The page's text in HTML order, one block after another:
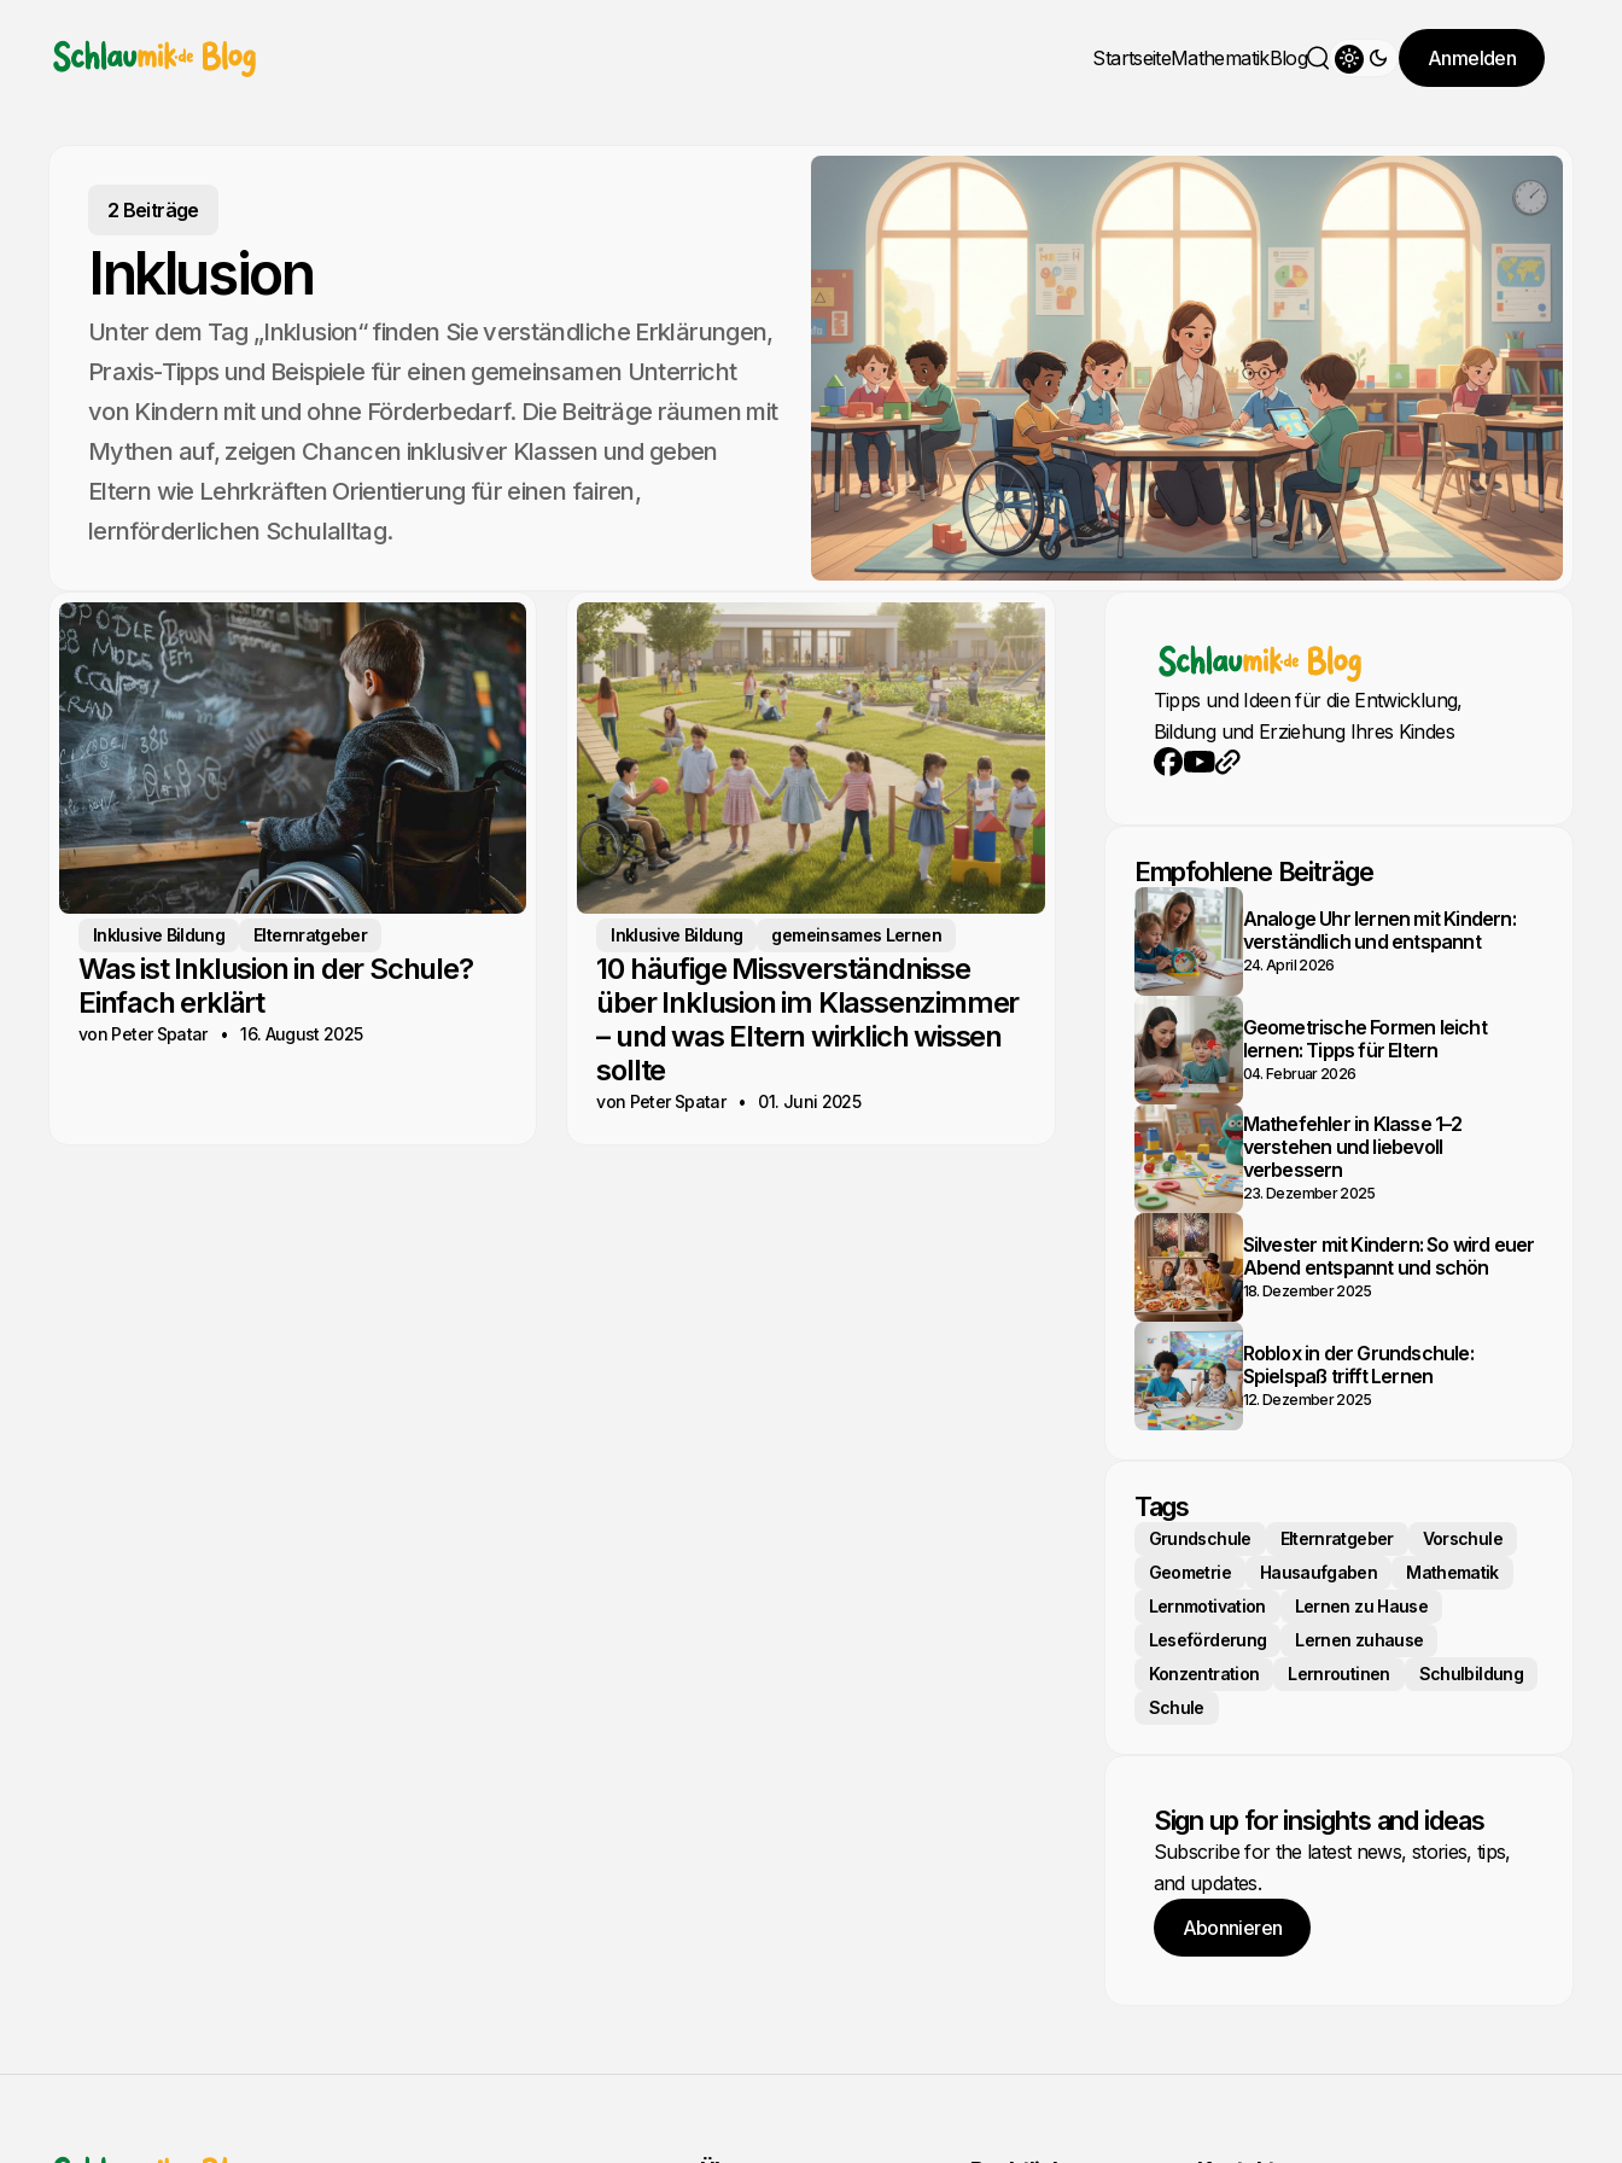
StartseiteMathematikBlog
Theme wechseln
Anmelden
2 Beiträge
Inklusion
Unter dem Tag „Inklusion“ finden Sie verständliche Erklärungen,
Praxis-Tipps und Beispiele für einen gemeinsamen Unterricht
von Kindern mit und ohne Förderbedarf. Die Beiträge räumen mit
Mythen auf, zeigen Chancen inklusiver Klassen und geben
Eltern wie Lehrkräften Orientierung für einen fairen,
lernförderlichen Schulalltag.
Inklusive Bildung Elternratgeber
Was ist Inklusion in der Schule?
Einfach erklärt
von Peter Spatar 16. August 2025
Inklusive Bildung gemeinsames Lernen
10 häufige Missverständnisse
über Inklusion im Klassenzimmer
– und was Eltern wirklich wissen
sollte
von Peter Spatar 01. Juni 2025
Tipps und Ideen für die Entwicklung,
Bildung und Erziehung Ihres Kindes
Empfohlene Beiträge
Analoge Uhr lernen mit Kindern:
verständlich und entspannt
24. April 2026
Geometrische Formen leicht
lernen: Tipps für Eltern
04. Februar 2026
Mathefehler in Klasse 1–2
verstehen und liebevoll
verbessern
23. Dezember 2025
Silvester mit Kindern: So wird euer
Abend entspannt und schön
18. Dezember 2025
Roblox in der Grundschule:
Spielspaß trifft Lernen
12. Dezember 2025
Tags
Grundschule Elternratgeber
Vorschule
Geometrie
Hausaufgaben
Mathematik
Lernmotivation
Lernen zu Hause
Leseförderung
Lernen zuhause
Konzentration
Lernroutinen
Schulbildung
Schule
Sign up for insights and ideas
Subscribe for the latest news, stories, tips,
and updates.
Abonnieren